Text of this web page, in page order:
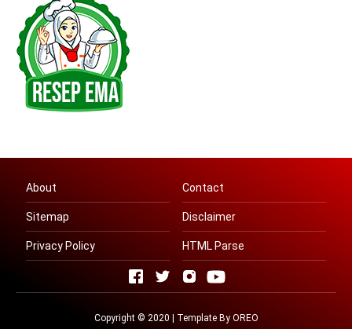
About Contact
Sitemap Disclaimer
Privacy Policy HTML Parse
Copyright © 2020 | Template By OREO